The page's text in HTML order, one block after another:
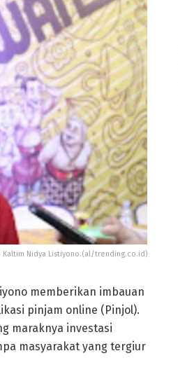
Kaltim Nidya Listiyono.(al/trending.co.id)
memberikan imbauan
pinjam online (Pinjol).
maraknya investasi
masyarakat yang tergiur